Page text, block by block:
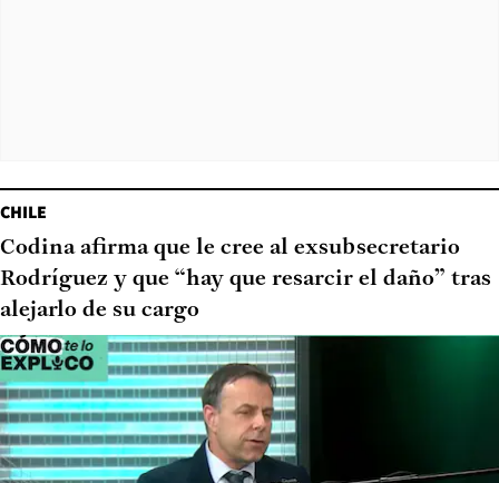
CHILE
Codina afirma que le cree al exsubsecretario
Rodríguez y que “hay que resarcir el daño” tras
alejarlo de su cargo